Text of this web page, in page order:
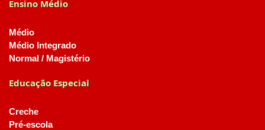
Ensino Médio
Médio
Médio Integrado
Normal / Magistério
Educação Especial
Creche
Pré-escola